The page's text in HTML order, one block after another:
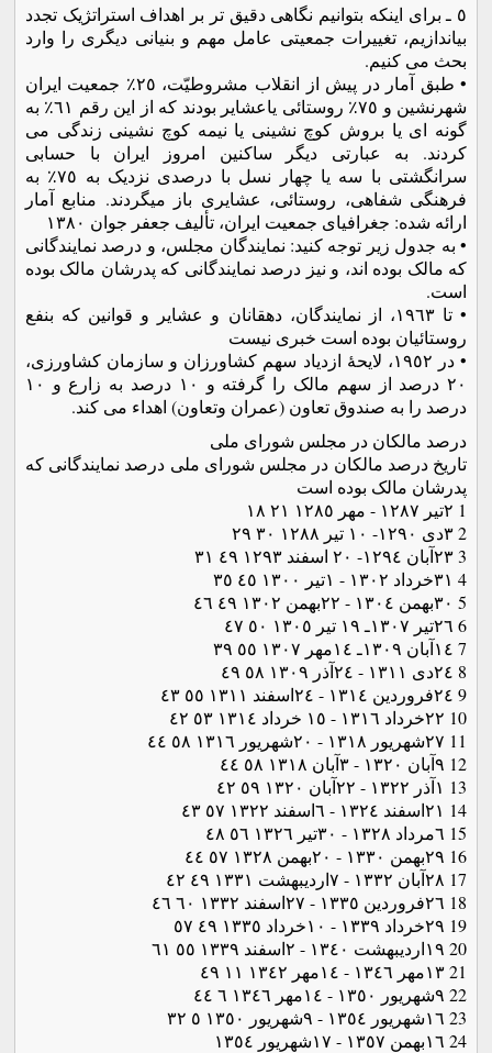
٥ ـ برای اینکه بتوانیم نگاهی دقیق تر بر اهداف استراتژیک تجدد
بیاندازیم، تغییرات جمعیتی عامل مهم و بنیانی دیگری را وارد
بحث می کنیم.
• طبق آمار در پیش از انقلاب مشروطیّت، ٢٥٪ جمعیت ایران
شهرنشین و ٧٥٪ روستائی یاعشایر بودند که از این رقم ٦١٪ به
گونه ای یا بروش کوچ نشینی یا نیمه کوچ نشینی زندگی می
کردند. به عبارتی دیگر ساکنین امروز ایران با حسابی
سرانگشتی با سه یا چهار نسل با درصدی نزدیک به ٧٥٪ به
فرهنگی شفاهی، روستائی، عشایری باز میگردند. منابع آمار
ارائه شده: جغرافیای جمعیت ایران، تألیف جعفر جوان ١٣٨٠
• به جدول زیر توجه کنید: نمایندگان مجلس، و درصد نمایندگانی
که مالک بوده اند، و نیز درصد نمایندگانی که پدرشان مالک بوده
است.
• تا ١٩٦٣، از نمایندگان، دهقانان و عشایر و قوانین که بنفع
روستائیان بوده است خبری نیست
• در ١٩٥٢، لایحۀ ازدیاد سهم کشاورزان و سازمان کشاورزی،
٢٠ درصد از سهم مالک را گرفته و ١٠ درصد به زارع و ١٠
درصد را به صندوق تعاون (عمران وتعاون) اهداء می کند.
درصد مالکان در مجلس شورای ملی
تاریخ درصد مالکان در مجلس شورای ملی درصد نمایندگانی که
پدرشان مالک بوده است
1 ٢تیر ١٢٨٧ - مهر ١٢٨٥ ٢١ ١٨
2 ٣دی ١٢٩٠- ١٠ تیر ١٢٨٨ ٣٠ ٢٩
3 ٢٣آبان ١٢٩٤- ٢٠ اسفند ١٢٩٣ ٤٩ ٣١
4 ٣١خرداد ١٣٠٢ - ١تیر ١٣٠٠ ٤٥ ٣٥
5 ٣٠بهمن ١٣٠٤ - ٢٢بهمن ١٣٠٢ ٤٩ ٤٦
6 ٢٦تیر ١٣٠٧ـ ١٩ تیر ١٣٠٥ ٥٠ ٤٧
7 ١٤آبان ١٣٠٩ـ ١٤مهر ١٣٠٧ ٥٥ ٣٩
8 ٢٤دی ١٣١١ - ٢٤آذر ١٣٠٩ ٥٨ ٤٩
9 ٢٤فروردین ١٣١٤ - ٢٤اسفند ١٣١١ ٥٥ ٤٣
10 ٢٢خرداد ١٣١٦ - ١٥ خرداد ١٣١٤ ٥٣ ٤٢
11 ٢٧شهریور ١٣١٨ - ٢٠شهریور ١٣١٦ ٥٨ ٤٤
12 ٩آبان ١٣٢٠ - ٣آبان ١٣١٨ ٥٨ ٤٤
13 ١آذر ١٣٢٢ - ٢٢آبان ١٣٢٠ ٥٩ ٤٢
14 ٢١اسفند ١٣٢٤ - ٦اسفند ١٣٢٢ ٥٧ ٤٣
15 ٦مرداد ١٣٢٨ - ٣٠تیر ١٣٢٦ ٥٦ ٤٨
16 ٢٩بهمن ١٣٣٠ - ٢٠بهمن ١٣٢٨ ٥٧ ٤٤
17 ٢٨آبان ١٣٣٢ - ٧اردیبهشت ١٣٣١ ٤٩ ٤٢
18 ٢٦فروردین ١٣٣٥ - ٢٧اسفند ١٣٣٢ ٦٠ ٤٦
19 ٢٩خرداد ١٣٣٩ - ١٠خرداد ١٣٣٥ ٤٩ ٥٧
20 ١٩اردیبهشت ١٣٤٠ - ٢اسفند ١٣٣٩ ٥٥ ٦١
21 ١٣مهر ١٣٤٦ - ١٤مهر ١٣٤٢ ١١ ٤٩
22 ٩شهریور ١٣٥٠ - ١٤مهر ١٣٤٦ ٦ ٤٤
23 ١٦شهریور ١٣٥٤ - ٩شهریور ١٣٥٠ ٥ ٣٢
24 ١٦بهمن ١٣٥٧ - ١٧شهریور ١٣٥٤